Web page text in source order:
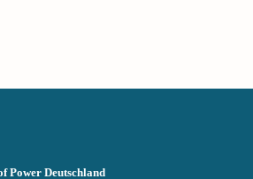
Power Deutschland